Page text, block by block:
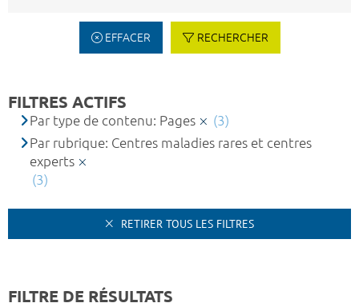
EFFACER RECHERCHER
FILTRES ACTIFS
Par type de contenu: Pages
(3)
Par rubrique: Centres maladies rares et centres
experts
(3)
RETIRER TOUS LES FILTRES
FILTRE DE RÉSULTATS